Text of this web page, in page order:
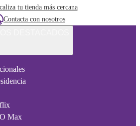
tu tienda más cercana
Contacta con nosotros
Max